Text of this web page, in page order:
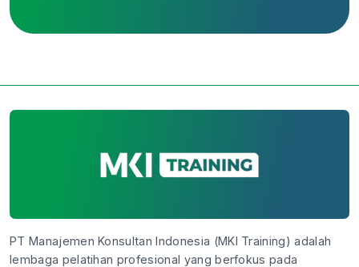
PT Manajemen Konsultan Indonesia (MKI Training) adalah
lembaga pelatihan profesional yang berfokus pada